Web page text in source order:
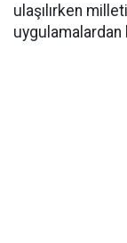
ulaşılırken
uygulamalardan